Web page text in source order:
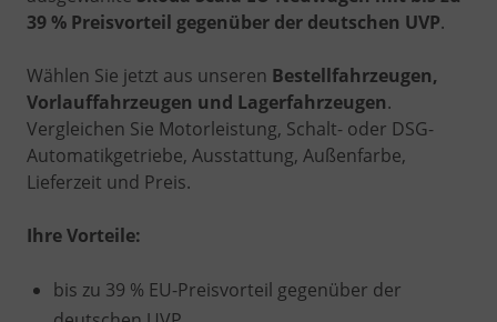
39 % Preisvorteil gegenüber der deutschen UVP.
Wählen Sie jetzt aus unseren Bestellfahrzeugen,
Vorlauffahrzeugen und Lagerfahrzeugen.
Vergleichen Sie Motorleistung, Schalt- oder DSG-
Automatikgetriebe, Ausstattung, Außenfarbe,
Lieferzeit und Preis.
Ihre Vorteile:
bis zu 39 % EU-Preisvorteil gegenüber der